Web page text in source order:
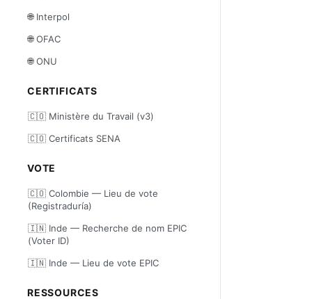
🌐 Interpol
🌐 OFAC
🌐 ONU
CERTIFICATS
🇨🇴 Ministère du Travail (v3)
🇨🇴 Certificats SENA
VOTE
🇨🇴 Colombie — Lieu de vote
(Registraduría)
🇮🇳 Inde — Recherche de nom EPIC
(Voter ID)
🇮🇳 Inde — Lieu de vote EPIC
RESSOURCES